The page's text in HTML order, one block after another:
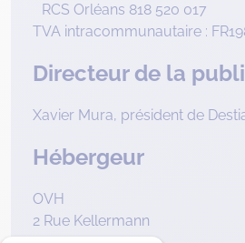
RCS Orléans 818 520 017
TVA intracommunautaire :
Directeur de la
Xavier Mura, président de
Hébergeur
OVH
2 Rue Kellermann